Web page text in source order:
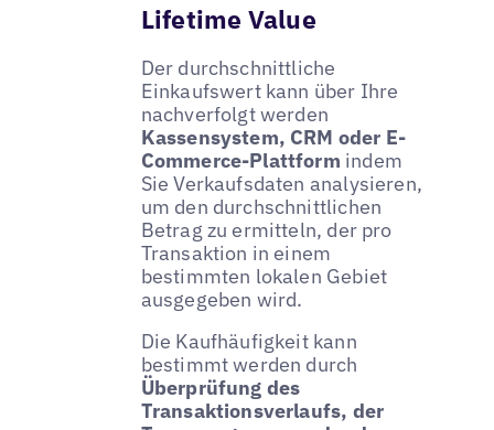
Lifetime Value
Der durchschnittliche
Einkaufswert kann über Ihre
nachverfolgt werden
Kassensystem, CRM oder E-
Commerce-Plattform indem
Sie Verkaufsdaten analysieren,
um den durchschnittlichen
Betrag zu ermitteln, der pro
Transaktion in einem
bestimmten lokalen Gebiet
ausgegeben wird.
Die Kaufhäufigkeit kann
bestimmt werden durch
Überprüfung des
Transaktionsverlaufs, der